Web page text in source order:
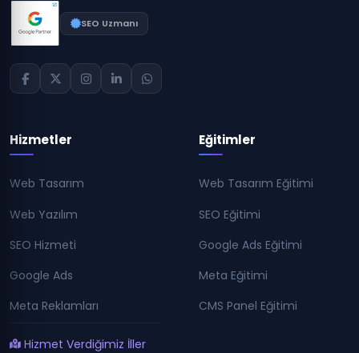
SEO Uzmanı
Hizmetler
Web Tasarım
Web Yazılım
SEO Hizmeti
Google Ads
Meta Reklamları
Hizmet Verdiğimiz İller
Eğitimler
Web Tasarım Eğitimi
SEO Eğitimi
Google Ads Eğitimi
Meta Eğitimi
CMS Panel Eğitimi